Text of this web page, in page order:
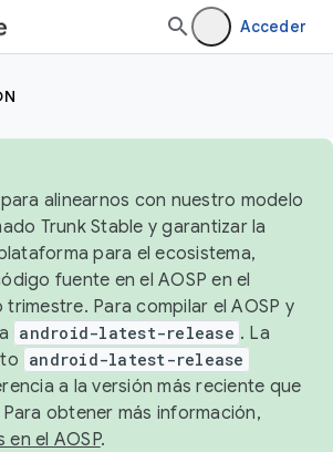
Acceder
alinearnos con nuestro modelo
Trunk Stable y garantizar la
para el ecosistema,
fuente en el AOSP en el
Para compilar el AOSP y
android-latest-release . La
android-latest-release
a la versión más reciente que
Para obtener más información,
en el AOSP.